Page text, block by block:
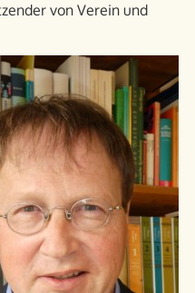
von Verein und